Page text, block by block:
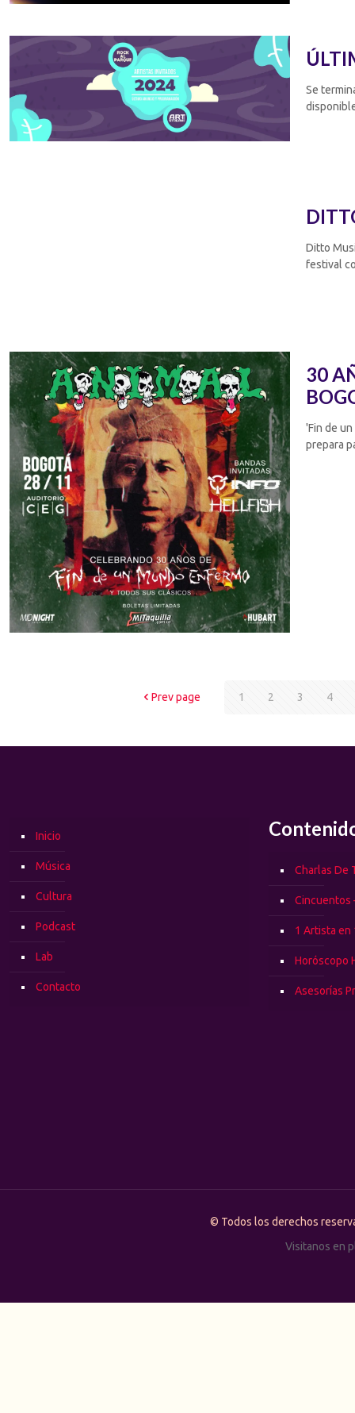
Se
Ditto
festival
30
'Fin de
prepara
Prev page 1 2 3 4
Inicio
Música
Cultura
Podcast
Lab
Contacto
Charlas De
Cincuentos
1 Artista en
Horóscopo
Asesorías
© Todos los derechos
Visitanos en